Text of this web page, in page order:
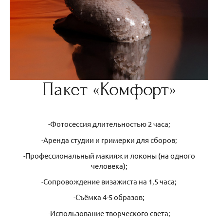
Пакет «Комфорт»
-Фотосессия длительностью 2 часа;
-Аренда студии и гримерки для сборов;
-Профессиональный макияж и локоны (на одного
человека);
-Сопровождение визажиста на 1,5 часа;
-Съёмка 4-5 образов;
-Использование творческого света;